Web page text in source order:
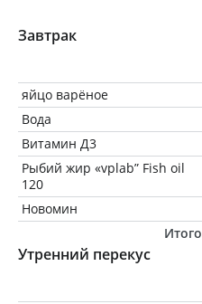
Завтрак
яйцо варёное
Вода
Витамин Д3
Рыбий жир «vplab” Fish oil
120
Новомин
Итого
Утренний перекус